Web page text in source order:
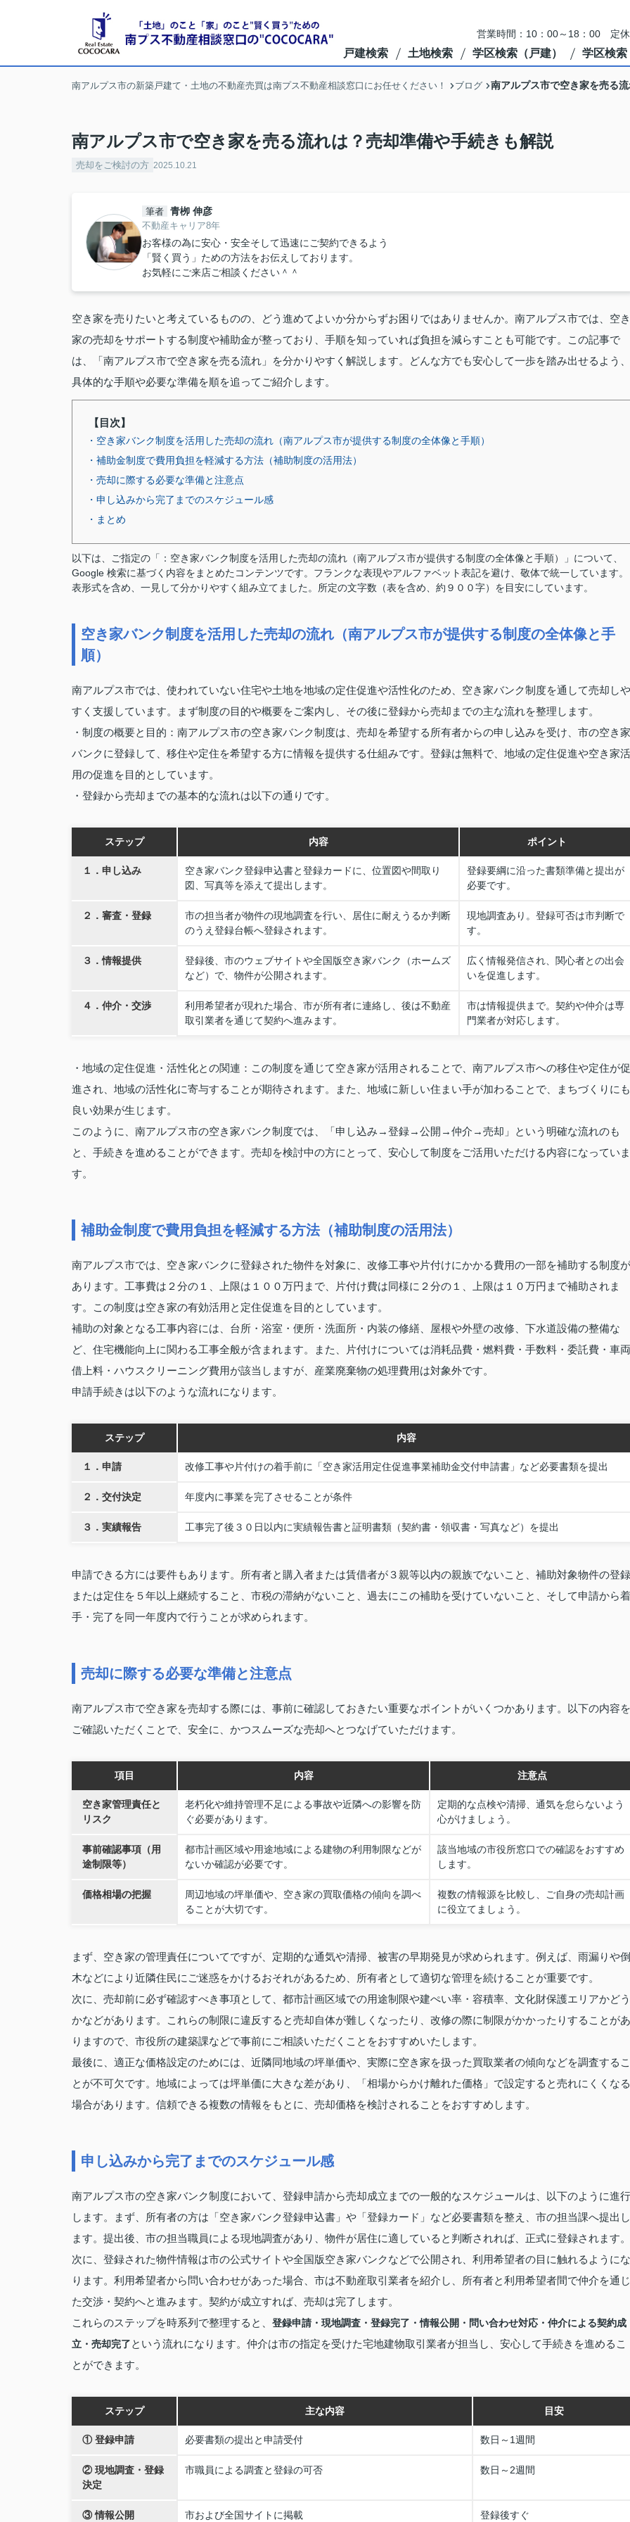
営業時間：10：00～18：00 定
戸建検索 土地検索 学区検索（戸建） 学区検索
南アルプス市の新築戸建て・土地の不動産売買は南プス不動産相談窓口にお任せください！ ブログ 南アルプス市で空き家を売る
南アルプス市で空き家を売る流れは？売却準備や手続きも解説
売却をご検討の方 2025.10.21
筆者 青栁 伸彦
不動産キャリア8年
お客様の為に安心・安全そして迅速にご契約できるよう
「賢く買う」ための方法をお伝えしております。
お気軽にご来店ご相談ください＾＾
空き家を売りたいと考えているものの、どう進めてよいか分からずお困りではありませんか。南アルプス市では、空き
家の売却をサポートする制度や補助金が整っており、手順を知っていれば負担を減らすことも可能です。この記事で
は、「南アルプス市で空き家を売る流れ」を分かりやすく解説します。どんな方でも安心して一歩を踏み出せるよう、
具体的な手順や必要な準備を順を追ってご紹介します。
【目次】
・空き家バンク制度を活用した売却の流れ（南アルプス市が提供する制度の全体像と手順）
・補助金制度で費用負担を軽減する方法（補助制度の活用法）
・売却に際する必要な準備と注意点
・申し込みから完了までのスケジュール感
・まとめ
以下は、ご指定の「：空き家バンク制度を活用した売却の流れ（南アルプス市が提供する制度の全体像と手順）」について、
Google 検索に基づく内容をまとめたコンテンツです。フランクな表現やアルファベット表記を避け、敬体で統一しています。
表形式を含め、一見して分かりやすく組み立てました。所定の文字数（表を含め、約９００字）を目安にしています。
空き家バンク制度を活用した売却の流れ（南アルプス市が提供する制度の全体像と手
順）
南アルプス市では、使われていない住宅や土地を地域の定住促進や活性化のため、空き家バンク制度を通して売却しや
すく支援しています。まず制度の目的や概要をご案内し、その後に登録から売却までの主な流れを整理します。
・制度の概要と目的：南アルプス市の空き家バンク制度は、売却を希望する所有者からの申し込みを受け、市の空き家
バンクに登録して、移住や定住を希望する方に情報を提供する仕組みです。登録は無料で、地域の定住促進や空き家活
用の促進を目的としています。
・登録から売却までの基本的な流れは以下の通りです。
ステップ 内容 ポイント
１．申し込み
空き家バンク登録申込書と登録カードに、位置図や間取り
図、写真等を添えて提出します。
登録要綱に沿った書類準備と提出が
必要です。
２．審査・登録
市の担当者が物件の現地調査を行い、居住に耐えうるか判断
のうえ登録台帳へ登録されます。
現地調査あり。登録可否は市判断で
す。
３．情報提供
登録後、市のウェブサイトや全国版空き家バンク（ホームズ
など）で、物件が公開されます。
広く情報発信され、関心者との出会
いを促進します。
４．仲介・交渉
利用希望者が現れた場合、市が所有者に連絡し、後は不動産
取引業者を通じて契約へ進みます。
市は情報提供まで。契約や仲介は専
門業者が対応します。
・地域の定住促進・活性化との関連：この制度を通じて空き家が活用されることで、南アルプス市への移住や定住が促
進され、地域の活性化に寄与することが期待されます。また、地域に新しい住まい手が加わることで、まちづくりにも
良い効果が生じます。
このように、南アルプス市の空き家バンク制度では、「申し込み→登録→公開→仲介→売却」という明確な流れのも
と、手続きを進めることができます。売却を検討中の方にとって、安心して制度をご活用いただける内容になっていま
す。
補助金制度で費用負担を軽減する方法（補助制度の活用法）
南アルプス市では、空き家バンクに登録された物件を対象に、改修工事や片付けにかかる費用の一部を補助する制度が
あります。工事費は２分の１、上限は１００万円まで、片付け費は同様に２分の１、上限は１０万円まで補助されま
す。この制度は空き家の有効活用と定住促進を目的としています。
補助の対象となる工事内容には、台所・浴室・便所・洗面所・内装の修繕、屋根や外壁の改修、下水道設備の整備な
ど、住宅機能向上に関わる工事全般が含まれます。また、片付けについては消耗品費・燃料費・手数料・委託費・車両
借上料・ハウスクリーニング費用が該当しますが、産業廃棄物の処理費用は対象外です。
申請手続きは以下のような流れになります。
ステップ 内容
１．申請 改修工事や片付けの着手前に「空き家活用定住促進事業補助金交付申請書」など必要書類を提出
２．交付決定 年度内に事業を完了させることが条件
３．実績報告 工事完了後３０日以内に実績報告書と証明書類（契約書・領収書・写真など）を提出
申請できる方には要件もあります。所有者と購入者または賃借者が３親等以内の親族でないこと、補助対象物件の登録
または定住を５年以上継続すること、市税の滞納がないこと、過去にこの補助を受けていないこと、そして申請から着
手・完了を同一年度内で行うことが求められます。
売却に際する必要な準備と注意点
南アルプス市で空き家を売却する際には、事前に確認しておきたい重要なポイントがいくつかあります。以下の内容を
ご確認いただくことで、安全に、かつスムーズな売却へとつなげていただけます。
項目 内容 注意点
空き家管理責任と
リスク
老朽化や維持管理不足による事故や近隣への影響を防
ぐ必要があります。
定期的な点検や清掃、通気を怠らないよう
心がけましょう。
事前確認事項（用
途制限等）
都市計画区域や用途地域による建物の利用制限などが
ないか確認が必要です。
該当地域の市役所窓口での確認をおすすめ
します。
価格相場の把握
周辺地域の坪単価や、空き家の買取価格の傾向を調べ
ることが大切です。
複数の情報源を比較し、ご自身の売却計画
に役立てましょう。
まず、空き家の管理責任についてですが、定期的な通気や清掃、被害の早期発見が求められます。例えば、雨漏りや倒
木などにより近隣住民にご迷惑をかけるおそれがあるため、所有者として適切な管理を続けることが重要です。
次に、売却前に必ず確認すべき事項として、都市計画区域での用途制限や建ぺい率・容積率、文化財保護エリアかどう
かなどがあります。これらの制限に違反すると売却自体が難しくなったり、改修の際に制限がかかったりすることがあ
りますので、市役所の建築課などで事前にご相談いただくことをおすすめいたします。
最後に、適正な価格設定のためには、近隣同地域の坪単価や、実際に空き家を扱った買取業者の傾向などを調査するこ
とが不可欠です。地域によっては坪単価に大きな差があり、「相場からかけ離れた価格」で設定すると売れにくくなる
場合があります。信頼できる複数の情報をもとに、売却価格を検討されることをおすすめします。
申し込みから完了までのスケジュール感
南アルプス市の空き家バンク制度において、登録申請から売却成立までの一般的なスケジュールは、以下のように進行
します。まず、所有者の方は「空き家バンク登録申込書」や「登録カード」など必要書類を整え、市の担当課へ提出し
ます。提出後、市の担当職員による現地調査があり、物件が居住に適していると判断されれば、正式に登録されます。
次に、登録された物件情報は市の公式サイトや全国版空き家バンクなどで公開され、利用希望者の目に触れるようにな
ります。利用希望者から問い合わせがあった場合、市は不動産取引業者を紹介し、所有者と利用希望者間で仲介を通じ
た交渉・契約へと進みます。契約が成立すれば、売却は完了します。
これらのステップを時系列で整理すると、 登録申請・現地調査・登録完了・情報公開・問い合わせ対応・仲介による契約成
立・売却完了という流れになります。仲介は市の指定を受けた宅地建物取引業者が担当し、安心して手続きを進めるこ
とができます。
ステップ 主な内容 目安
① 登録申請 必要書類の提出と申請受付 数日～1週間
② 現地調査・登録
決定
市職員による調査と登録の可否 数日～2週間
③ 情報公開 市および全国サイトに掲載 登録後すぐ